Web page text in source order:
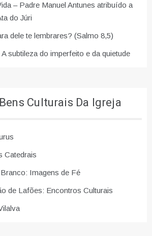
– Padre Manuel Antunes atribuído a
do Júri
dele te lembrares? (Salmo 8,5)
subtileza do imperfeito e da quietude
Culturais Da Igreja
Catedrais
Imagens de Fé
de Lafões: Encontros Culturais